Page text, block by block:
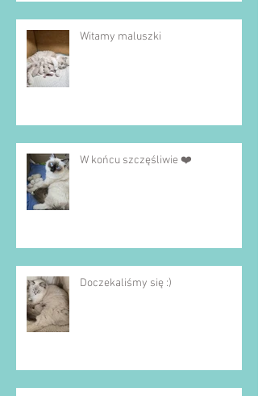
Witamy maluszki
W końcu szczęśliwie ❤️
Doczekaliśmy się :)